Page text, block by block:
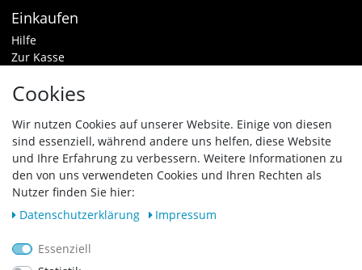
Einkaufen
Hilfe
Zur Kasse
Zahlungsarten & Versand
Vertrag widerrufen
Zahlungsarten
Cookies
Wir nutzen Cookies auf unserer Website. Einige von diesen
sind essenziell, während andere uns helfen, diese Website
und Ihre Erfahrung zu verbessern. Weitere Informationen zu
den von uns verwendeten Cookies und Ihren Rechten als
Nutzer finden Sie hier:
Daten­schutz­erklärung
Impressum
Essenziell